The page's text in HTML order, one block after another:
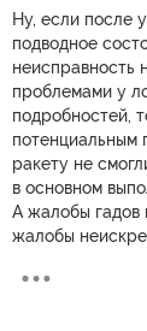
Ну, если после
подводное
неисправность
проблемами у
подробностей,
потенциальным
ракету не
в основном
А жалобы гадов
жалобы